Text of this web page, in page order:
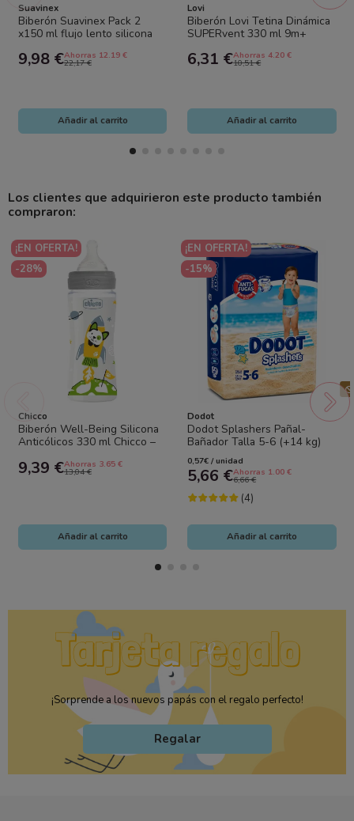
Suavinex
Biberón Suavinex Pack 2
x150 ml flujo lento silicona
bebé
9,98 €Ahorras 12.19 €
22,17 €
Añadir al carrito
Lovi
Biberón Lovi Tetina Dinámica
SUPERvent 330 ml 9m+
6,31 €Ahorras 4.20 €
10,51 €
Añadir al carrito
Los clientes que adquirieron este producto también
compraron:
¡EN OFERTA!
-28%
Chicco
Biberón Well-Being Silicona
Anticólicos 330 ml Chicco –
el...
9,39 €Ahorras 3.65 €
13,04 €
Añadir al carrito
¡EN OFERTA!
-15%
Dodot
Dodot Splashers Pañal-
Bañador Talla 5-6 (+14 kg)
10 Uds – Protección en el
Agua y...
0,57€ / unidad
5,66 €Ahorras 1.00 €
6,66 €
(4)
Añadir al carrito
¡Sorprende a los nuevos papás con el regalo perfecto!
Regalar